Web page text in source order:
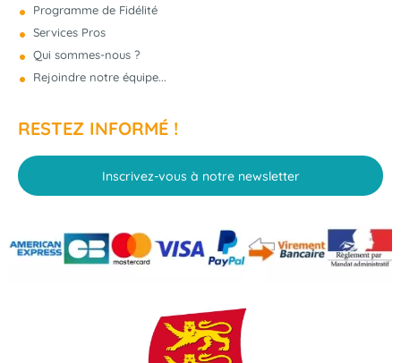
Programme de Fidélité
Services Pros
Qui sommes-nous ?
Rejoindre notre équipe...
RESTEZ INFORMÉ !
Inscrivez-vous à notre newsletter